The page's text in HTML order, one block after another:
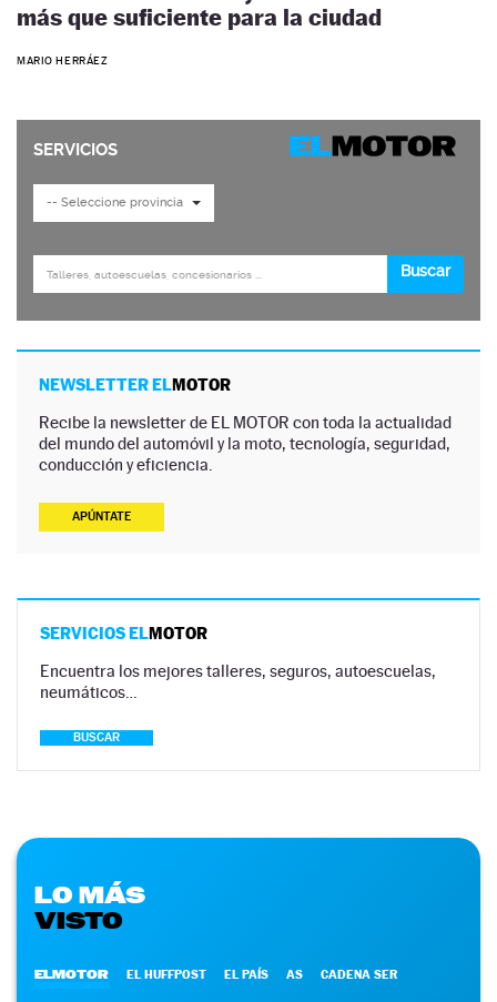
más que suficiente para la ciudad
MARIO HERRÁEZ
NEWSLETTER ELMOTOR
Recibe la newsletter de EL MOTOR con toda la actualidad
del mundo del automóvil y la moto, tecnología, seguridad,
conducción y eficiencia.
APÚNTATE
SERVICIOS ELMOTOR
Encuentra los mejores talleres, seguros, autoescuelas,
neumáticos…
BUSCAR
LO MÁS
VISTO
ELMOTOR EL HUFFPOST EL PAÍS AS CADENA SER